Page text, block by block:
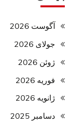
آگوست 2026
جولای 2026
ژوئن 2026
فوریه 2026
ژانویه 2026
دسامبر 2025